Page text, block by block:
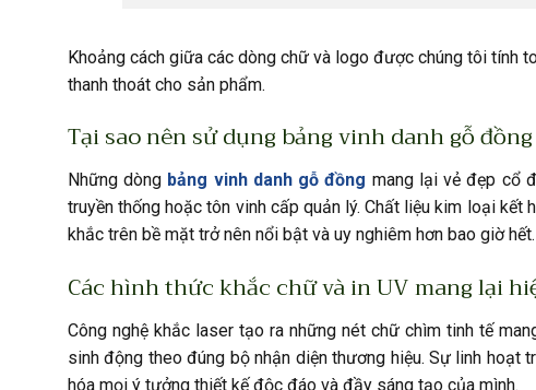
Khoảng cách giữa các dòng chữ và logo được chúng tôi tính
thanh thoát cho sản phẩm.
Tại sao nên sử dụng bảng vinh danh gỗ
Những dòng bảng vinh danh gỗ đồng mang lại vẻ đẹp cổ
truyền thống hoặc tôn vinh cấp quản lý. Chất liệu kim loại
khắc trên bề mặt trở nên nổi bật và uy nghiêm hơn bao giờ hết.
Các hình thức khắc chữ và in UV mang lại
Công nghệ khắc laser tạo ra những nét chữ chìm tinh tế
sinh động theo đúng bộ nhận diện thương hiệu. Sự linh hoạt
hóa mọi ý tưởng thiết kế độc đáo và đầy sáng tạo của mình.